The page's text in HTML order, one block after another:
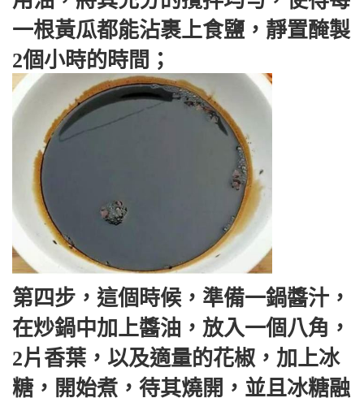
一根黃瓜都能沾裹上食鹽，靜置醃製
2個小時的時間；
第四步，這個時候，準備一鍋醬汁，
在炒鍋中加上醬油，放入一個八角，
2片香葉，以及適量的花椒，加上冰
糖，開始煮，待其燒開，並且冰糖融